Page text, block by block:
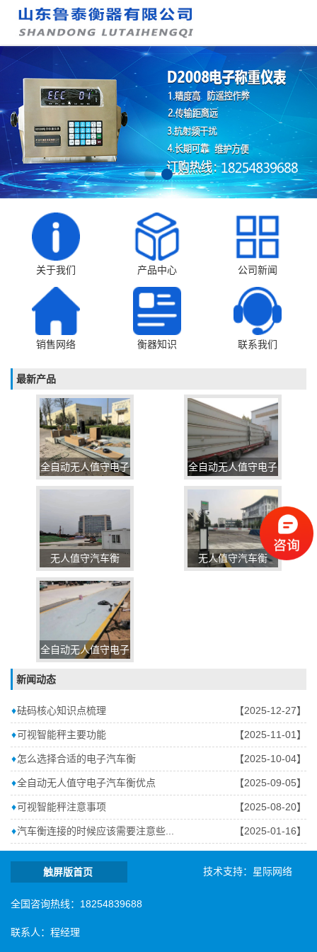
关于我们 产品中心 公司新闻
销售网络 衡器知识 联系我们
最新产品
全自动无人值守电子
汽车衡
全自动无人值守电子
汽车衡
无人值守汽车衡 无人值守汽车衡
全自动无人值守电子
新闻动态
♦砝码核心知识点梳理 【2025-12-27】
♦可视智能秤主要功能 【2025-11-01】
♦怎么选择合适的电子汽车衡 【2025-10-04】
♦全自动无人值守电子汽车衡优点 【2025-09-05】
♦可视智能秤注意事项 【2025-08-20】
♦汽车衡连接的时候应该需要注意些... 【2025-01-16】
触屏版首页 技术支持： 星际网络
全国咨询热线：18254839688
联系人：程经理